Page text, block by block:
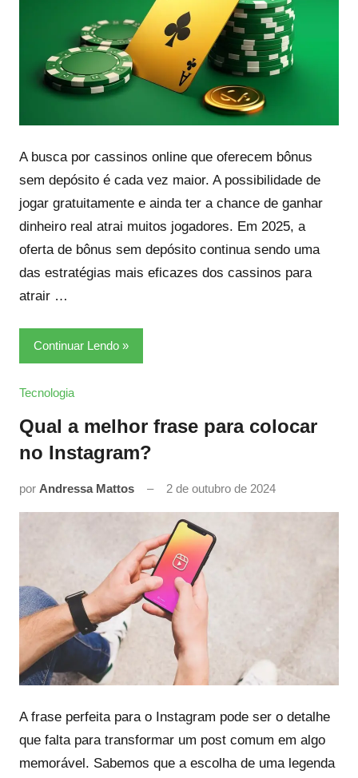
A busca por cassinos online que oferecem bônus
sem depósito é cada vez maior. A possibilidade de
jogar gratuitamente e ainda ter a chance de ganhar
dinheiro real atrai muitos jogadores. Em 2025, a
oferta de bônus sem depósito continua sendo uma
das estratégias mais eficazes dos cassinos para
atrair …
Continuar Lendo
Tecnologia
Qual a melhor frase para colocar
no Instagram?
por Andressa Mattos 2 de outubro de 2024
A frase perfeita para o Instagram pode ser o detalhe
que falta para transformar um post comum em algo
memorável. Sabemos que a escolha de uma legenda